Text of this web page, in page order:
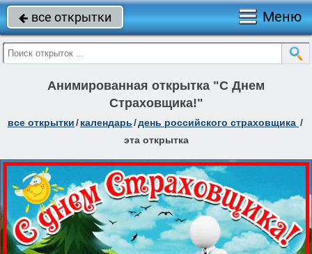
 все открытки Меню
Анимированная открытка "С Днем
Страховщика!"
все открытки/календарь/день российского страховщика /
эта открытка